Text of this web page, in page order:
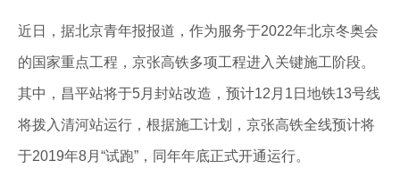
近日，据北京青年报报道，作为服务于2022年北京冬奥会
的国家重点工程，京张高铁多项工程进入关键施工阶段。
其中，昌平站将于5月封站改造，预计12月1日地铁13号线
将拨入清河站运行，根据施工计划，京张高铁全线预计将
于2019年8月“试跑”，同年年底正式开通运行。